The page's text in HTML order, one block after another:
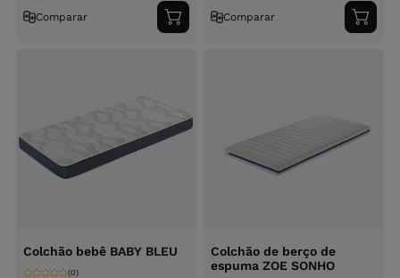
Comparar
Adicionar
ao
Comparar
ao
Colchão bebê BABY BLEU
(0)
Colchão de berço de
espuma ZOE SONHO